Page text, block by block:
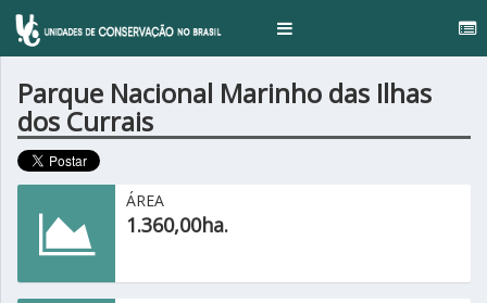
Toggle
Parque Nacional Marinho das Ilhas
dos Currais
ÁREA
1.360,00ha.